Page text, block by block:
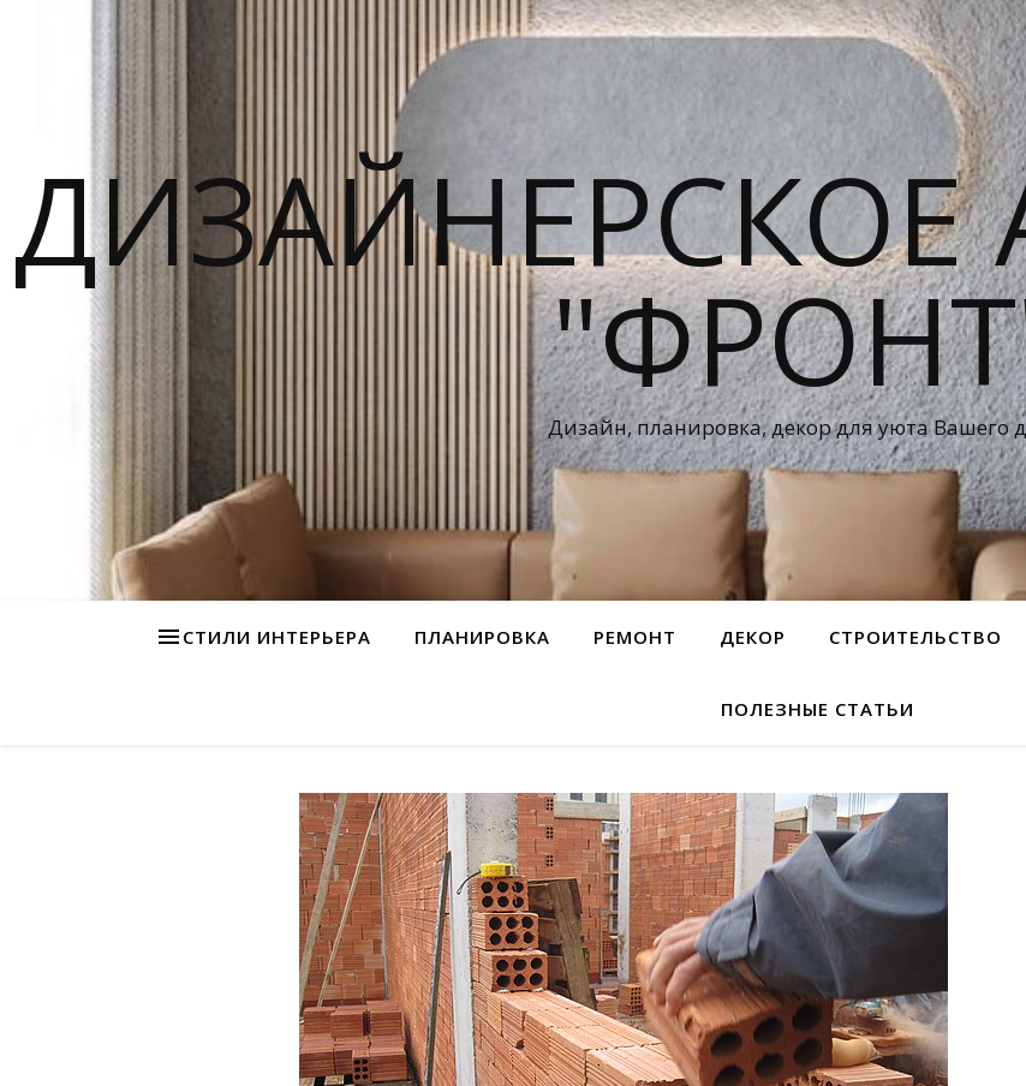
ДИЗАЙНЕРСКОЕ
Дизайн, планировка, декор для уюта Вашего
СТИЛИ ИНТЕРЬЕРА ПЛАНИРОВКА РЕМОНТ ДЕКОР СТРОИТЕЛЬСТВО
ПОЛЕЗНЫЕ СТАТЬИ